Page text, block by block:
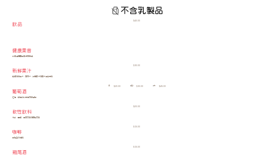
$40.00
不含乳製品
飲品
健康果昔
以精選健康果昔滋養身體
新鮮果汁
由清爽的橙汁、西瓜汁、胡蘿蔔汁和薑汁混合而成
小 $20.00 中 $30.00 大 $45.00
葡萄酒
紅酒、白酒或玫瑰酒可供選擇
軟性飲料
汽水、雪碧、百事可樂和健怡可樂
咖啡
即場製作咖啡
雞尾酒